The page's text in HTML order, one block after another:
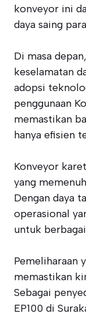
konveyor ini
daya saing
Di masa
keselamatan
adopsi
penggunaan
memastikan
hanya efisien
Konveyor
yang
Dengan daya
operasional
untuk
Pemeliharaan
memastikan
Sebagai
EP100 di